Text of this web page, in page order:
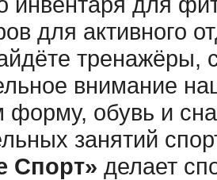
для активного
тренажёры,
внимание
форму, обувь и
занятий
Спорт» делает